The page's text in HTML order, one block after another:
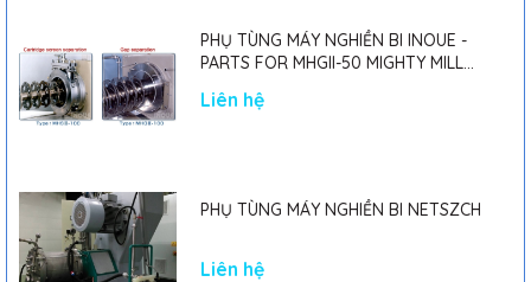
PHỤ TÙNG MÁY NGHIỀN BI INOUE -
PARTS FOR MHGII-50 MIGHTY MILL
Liên hệ
PHỤ TÙNG MÁY NGHIỀN BI NETSZCH
Liên hệ